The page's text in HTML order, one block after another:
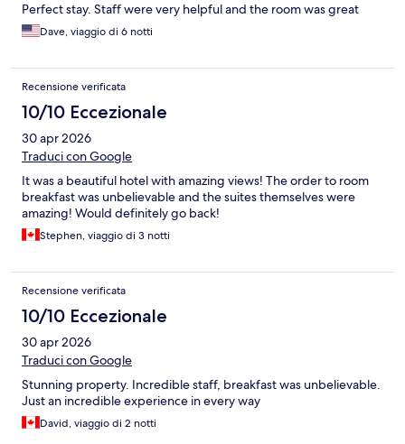
Perfect stay. Staff were very helpful and the room was great
Dave, viaggio di 6 notti
Recensione verificata
10/10 Eccezionale
30 apr 2026
Traduci con Google
It was a beautiful hotel with amazing views! The order to room
breakfast was unbelievable and the suites themselves were
amazing! Would definitely go back!
Stephen, viaggio di 3 notti
Recensione verificata
10/10 Eccezionale
30 apr 2026
Traduci con Google
Stunning property. Incredible staff, breakfast was unbelievable.
Just an incredible experience in every way
David, viaggio di 2 notti